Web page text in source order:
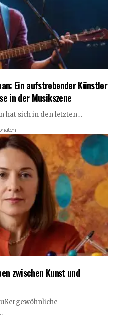
Ein aufstrebender Künstler
in der Musikszene
hat sich in den letzten…
zwischen Kunst und